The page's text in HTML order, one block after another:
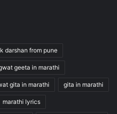
darshan from pune
geeta in marathi
gita in marathi gita in marathi
marathi lyrics